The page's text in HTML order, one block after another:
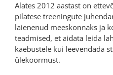
Alates 2012 aastast on
pilatese treeningute
laienenud meeskonnaks ja
teadmised, et aidata leida
kaebustele kui leevendada
ülekoormust.